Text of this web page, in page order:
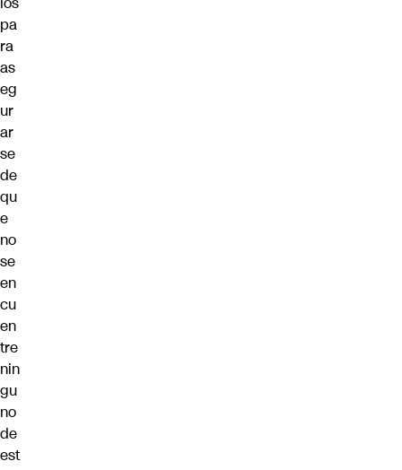
pa
ra
as
eg
ur
ar
se
de
qu
e
no
se
en
cu
en
tre
nin
gu
no
de
est